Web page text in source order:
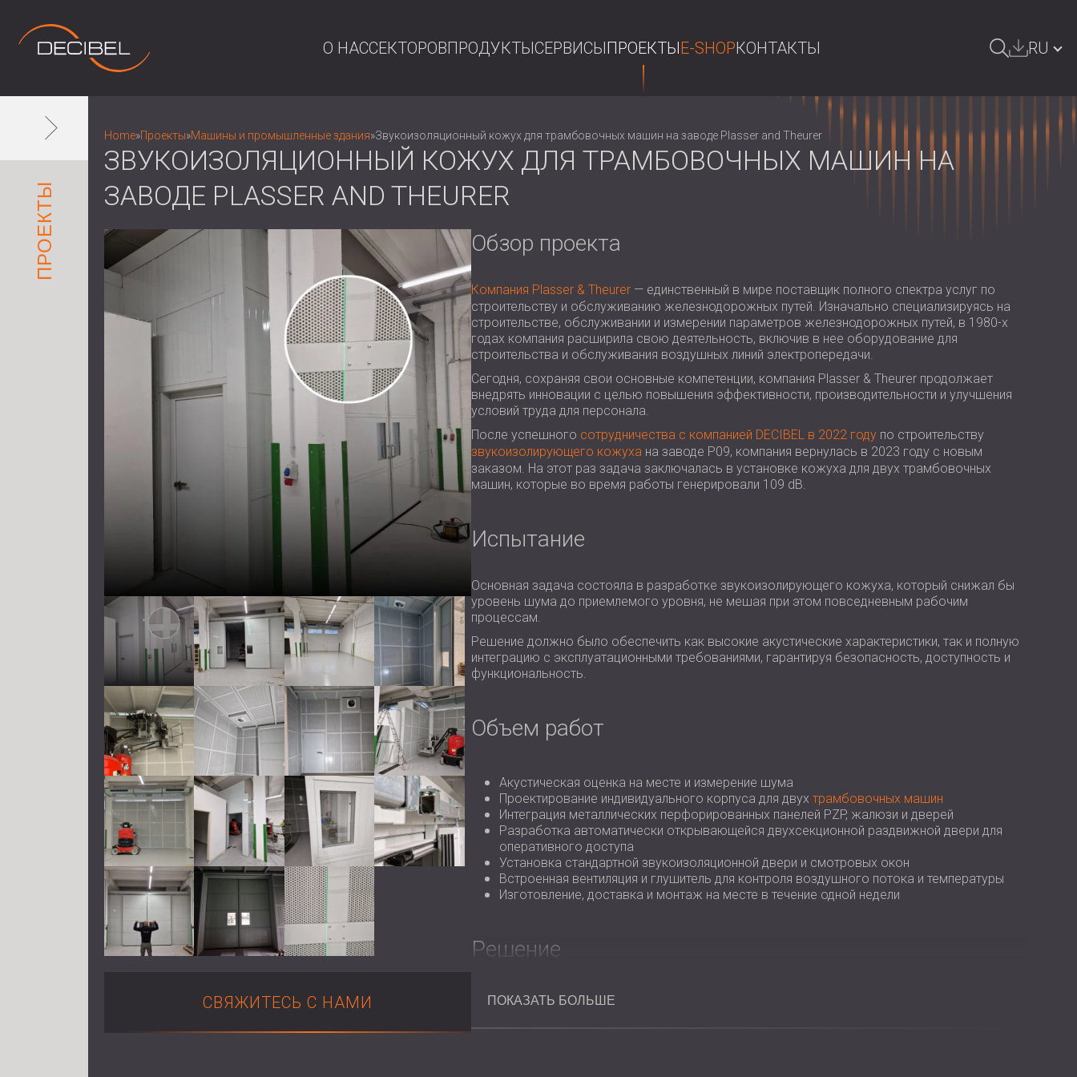
О НАССЕКТОРОВПРОДУКТЫСЕРВИСЫПРОЕКТЫE-SHOPКОНТАКТЫ RU
DEUTSCHLAND | DE
POLAND | PL
FINLAND | FI
SOUTH AFRICA | ZA
ПРОЕКТЫ
Home»Проекты»Машины и промышленные здания»Звукоизоляционный кожух для трамбовочных машин на заводе Plasser and Theurer
ЗВУКОИЗОЛЯЦИОННЫЙ КОЖУХ ДЛЯ ТРАМБОВОЧНЫХ МАШИН НА
ЗАВОДЕ PLASSER AND THEURER
СВЯЖИТЕСЬ С НАМИ
Обзор проекта
Компания Plasser & Theurer— единственный в мире поставщик полного спектра услуг по
строительству и обслуживанию железнодорожных путей. Изначально специализируясь на
строительстве, обслуживании и измерении параметров железнодорожных путей, в 1980-х
годах компания расширила свою деятельность, включив в нее оборудование для
строительства и обслуживания воздушных линий электропередачи.
Сегодня, сохраняя свои основные компетенции, компания Plasser & Theurer продолжает
внедрять инновации с целью повышения эффективности, производительности и улучшения
условий труда для персонала.
После успешного сотрудничества с компанией DECIBEL в 2022 годупо строительству
звукоизолирующего кожуха на заводе P09, компания вернулась в 2023 году с новым
заказом. На этот раз задача заключалась в установке кожуха для двух трамбовочных
машин, которые во время работы генерировали 109 dB.
Испытание
Основная задача состояла в разработке звукоизолирующего кожуха, который снижал бы
уровень шума до приемлемого уровня, не мешая при этом повседневным рабочим
процессам.
Решение должно было обеспечить как высокие акустические характеристики, так и полную
интеграцию с эксплуатационными требованиями, гарантируя безопасность, доступность и
функциональность.
Объем работ
Акустическая оценка на месте и измерение шума
Проектирование индивидуального корпуса для двух трамбовочных машин
Интеграция металлических перфорированных панелей PZP, жалюзи и дверей
Разработка автоматически открывающейся двухсекционной раздвижной двери для
оперативного доступа
Установка стандартной звукоизоляционной двери и смотровых окон
Встроенная вентиляция и глушитель для контроля воздушного потока и температуры
Изготовление, доставка и монтаж на месте в течение одной недели
Решение
Компания DECIBELспроектировала и установила
дверцами.
ПОКАЗАТЬ БОЛЬШЕ